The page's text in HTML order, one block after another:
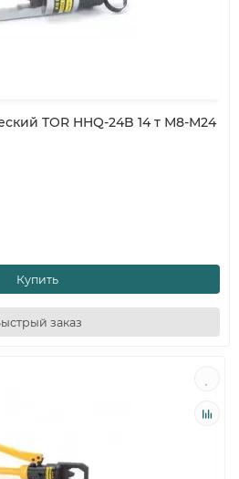
TOR HHQ-24B 14 т М8-М24
Купить
заказ